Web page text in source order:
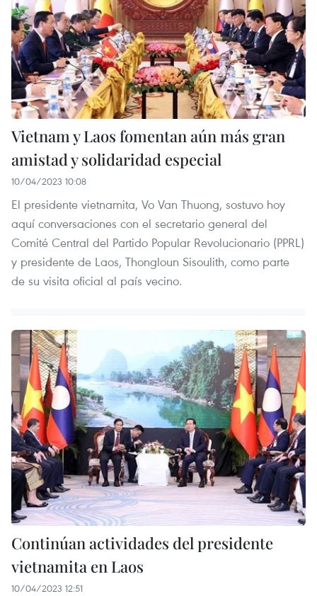
Vietnam y Laos fomentan aún más gran
amistad y solidaridad especial
10/04/2023 10:08
El presidente vietnamita, Vo Van Thuong, sostuvo hoy
aquí conversaciones con el secretario general del
Comité Central del Partido Popular Revolucionario (PPRL)
y presidente de Laos, Thongloun Sisoulith, como parte
de su visita oficial al país vecino.
Continúan actividades del presidente
vietnamita en Laos
10/04/2023 12:51